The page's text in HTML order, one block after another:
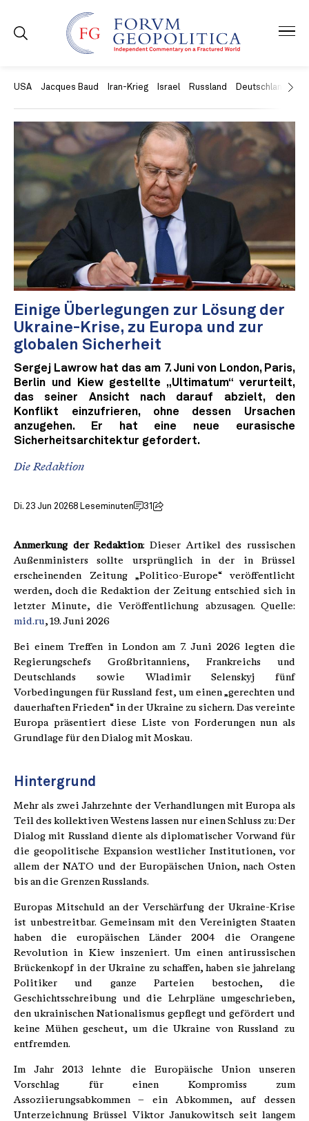
USA Jacques Baud Iran-Krieg Israel Russland Deutschland
Einige Überlegungen zur Lösung der
Ukraine-Krise, zu Europa und zur
globalen Sicherheit
Sergej Lawrow hat das am 7. Juni von London, Paris,
Berlin und Kiew gestellte „Ultimatum“ verurteilt,
das seiner Ansicht nach darauf abzielt, den
Konflikt einzufrieren, ohne dessen Ursachen
anzugehen. Er hat eine neue eurasische
Sicherheitsarchitektur gefordert.
Die Redaktion
Di. 23 Jun 20268 Leseminuten 31
Anmerkung der Redaktion: Dieser Artikel des russischen
Außenministers sollte ursprünglich in der in Brüssel
erscheinenden Zeitung „Politico-Europe“ veröffentlicht
werden, doch die Redaktion der Zeitung entschied sich in
letzter Minute, die Veröffentlichung abzusagen. Quelle:
mid.ru, 19. Juni 2026
Bei einem Treffen in London am 7. Juni 2026 legten die
Regierungschefs Großbritanniens, Frankreichs und
Deutschlands sowie Wladimir Selenskyj fünf
Vorbedingungen für Russland fest, um einen „gerechten und
dauerhaften Frieden“ in der Ukraine zu sichern. Das vereinte
Europa präsentiert diese Liste von Forderungen nun als
Grundlage für den Dialog mit Moskau.
Hintergrund
Mehr als zwei Jahrzehnte der Verhandlungen mit Europa als
Teil des kollektiven Westens lassen nur einen Schluss zu: Der
Dialog mit Russland diente als diplomatischer Vorwand für
die geopolitische Expansion westlicher Institutionen, vor
allem der NATO und der Europäischen Union, nach Osten
bis an die Grenzen Russlands.
Europas Mitschuld an der Verschärfung der Ukraine-Krise
ist unbestreitbar. Gemeinsam mit den Vereinigten Staaten
haben die europäischen Länder 2004 die Orangene
Revolution in Kiew inszeniert. Um einen antirussischen
Brückenkopf in der Ukraine zu schaffen, haben sie jahrelang
Politiker und ganze Parteien bestochen, die
Geschichtsschreibung und die Lehrpläne umgeschrieben,
den ukrainischen Nationalismus gepflegt und gefördert und
keine Mühen gescheut, um die Ukraine von Russland zu
entfremden.
Im Jahr 2013 lehnte die Europäische Union unseren
Vorschlag für einen Kompromiss zum
Assoziierungsabkommen – ein Abkommen, auf dessen
Unterzeichnung Brüssel Viktor Janukowitsch seit langem